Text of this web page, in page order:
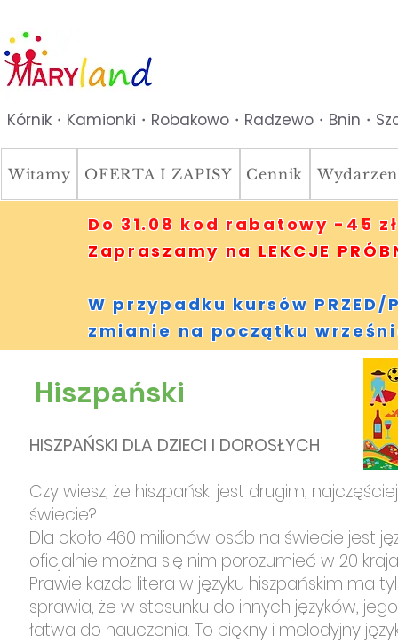
Kórnik・Kamionki・Robakowo・Radzewo・Bnin・
Witamy OFERTA I ZAPISY Cennik
Do 31.08 kod rabatowy -45
Zapraszamy na LEKCJE
W przypadku kursów PRZED/
zmianie na początku
Hiszpański
HISZPAŃSKI DLA DZIECI I DOROSŁYCH
Czy wiesz, że hiszpański jest drugim,
świecie?
Dla około 460 milionów osób na świecie jest
oficjalnie można się nim porozumieć w 20
Prawie każda litera w języku hiszpańskim ma
sprawia, że w stosunku do innych języków,
łatwa do nauczenia. To piękny i melodyjny